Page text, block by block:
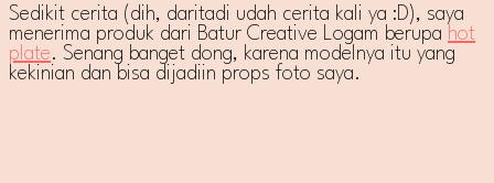
Sedikit cerita (dih, daritadi udah cerita kali ya :D), saya
menerima produk dari Batur Creative Logam berupa hot
plate. Senang banget dong, karena modelnya itu yang
kekinian dan bisa dijadiin props foto saya.